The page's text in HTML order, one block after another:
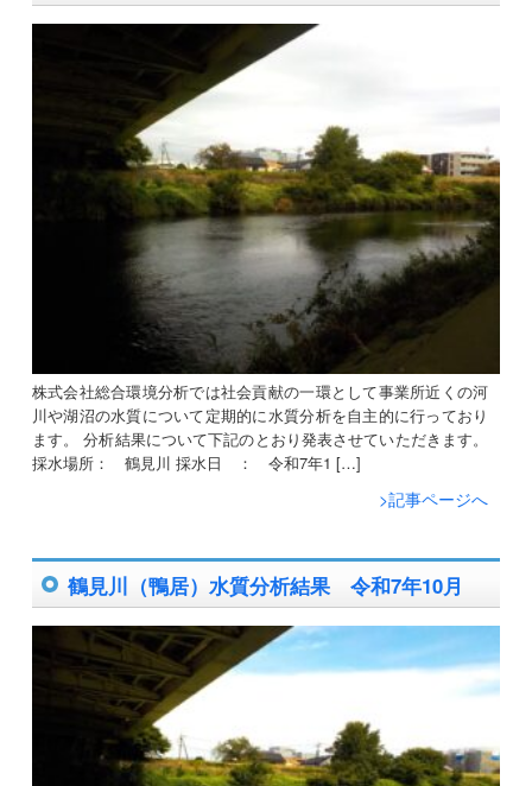
株式会社総合環境分析では社会貢献の一環として事業所近くの河
川や湖沼の水質について定期的に水質分析を自主的に行っており
ます。 分析結果について下記のとおり発表させていただきます。
採水場所： 鶴見川 採水日 ： 令和7年1 […]
>記事ページへ
鶴見川（鴨居）水質分析結果 令和7年10月